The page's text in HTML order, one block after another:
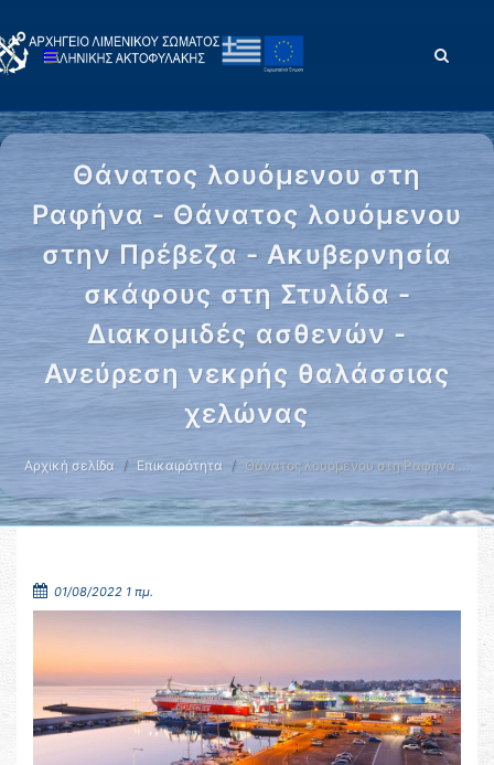
Θάνατος λουόμενου στη
Ραφήνα - Θάνατος λουόμενου
στην Πρέβεζα - Ακυβερνησία
σκάφους στη Στυλίδα -
Διακομιδές ασθενών -
Ανεύρεση νεκρής θαλάσσιας
χελώνας
Αρχική σελίδα Επικαιρότητα Θάνατος λουόμενου στη Ραφήνα …
01/08/2022 1 πμ.